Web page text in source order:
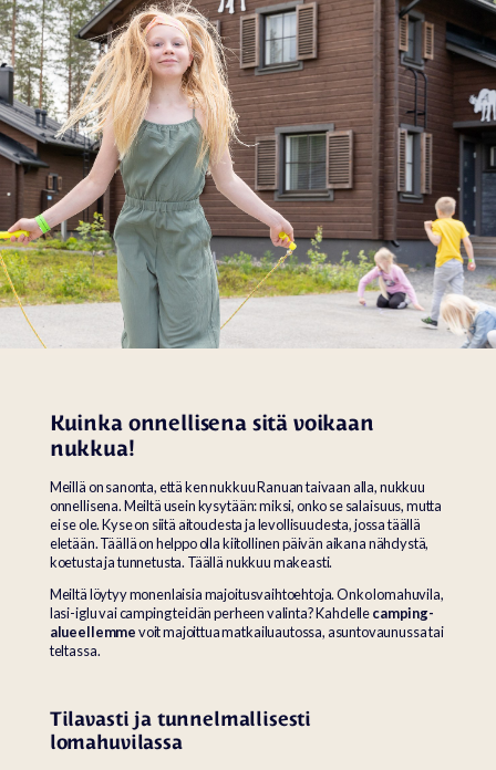
Kuinka onnellisena sitä voikaan
nukkua!
Meillä on sanonta, että ken nukkuu Ranuan taivaan alla, nukkuu
onnellisena. Meiltä usein kysytään: miksi, onko se salaisuus, mutta
ei se ole. Kyse on siitä aitoudesta ja levollisuudesta, jossa täällä
eletään. Täällä on helppo olla kiitollinen päivän aikana nähdystä,
koetusta ja tunnetusta. Täällä nukkuu makeasti.
Meiltä löytyy monenlaisia majoitusvaihtoehtoja. Onko lomahuvila,
lasi-iglu vai camping teidän perheen valinta? Kahdellecamping-
alueellemmevoit majoittua matkailuautossa, asuntovaunussa tai
teltassa.
Tilavasti ja tunnelmallisesti
lomahuvilassa